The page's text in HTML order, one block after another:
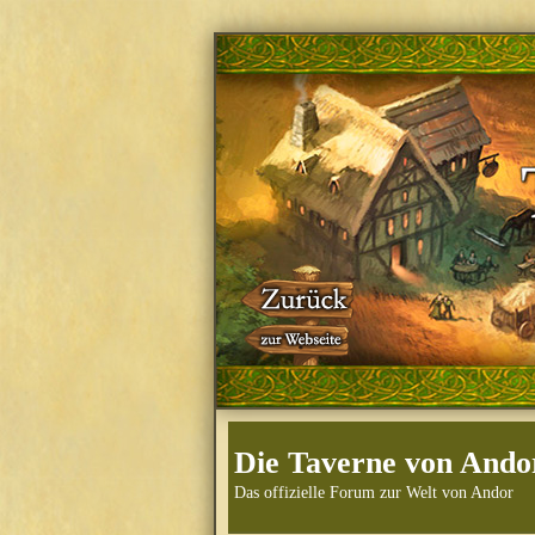
Die Taverne von
Das offizielle Forum zur Welt von Andor